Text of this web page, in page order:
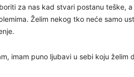
za nas kad stvari postanu teške,
Želim nekog tko neće samo
imam puno ljubavi u sebi koju želim